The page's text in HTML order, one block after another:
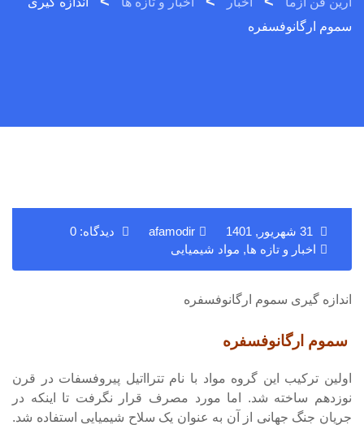
سموم ارگانوفسفره
afamodir
دیدگاه: 0
اخبار و تازه ها, مواد شیمیایی
اندازه گیری سموم ارگانوفسفره
سموم ارگانوفسفره
اولین ترکیب این گروه مواد با نام تترااتیل پیروفسفات در قرن
نوزدهم ساخته شد. اما مورد مصرف قرار نگرفت تا اینکه در
جریان جنگ جهانی از آن به عنوان یک سلاح شیمیایی استفاده شد.